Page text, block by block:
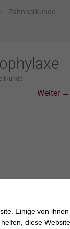
Zahnheilkunde
.
Weiter →
Einige von ihnen
diese Website